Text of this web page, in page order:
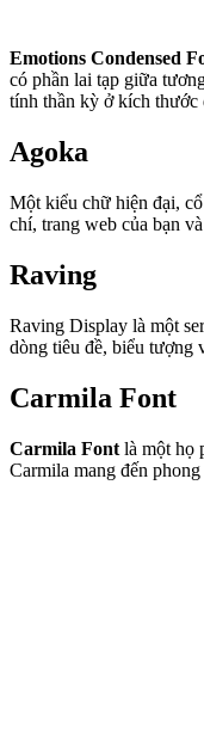
Emotions Condensed
có phần lai tạp giữa
tính thần kỳ ở kích thước
Agoka
Một kiểu chữ hiện đại,
chí, trang web của bạn
Raving
Raving Display là một
dòng tiêu đề, biểu tượng
Carmila Font
Carmila Font là một họ
Carmila mang đến